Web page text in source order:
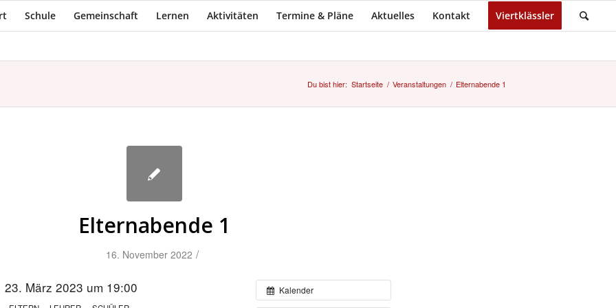
Schule Gemeinschaft Lernen Aktivitäten Termine & Pläne Aktuelles Kontakt Viertklässler
Du bist hier: Startseite / Veranstaltungen / Elternabende 1
Elternabende 1
16. November 2022 /
Kalender
23. März 2023 um 19:00